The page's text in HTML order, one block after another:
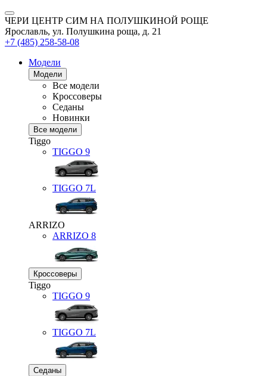
ЧЕРИ ЦЕНТР СИМ НА ПОЛУШКИНОЙ РОЩЕ
Ярославль, ул. Полушкина роща, д. 21
+7 (485) 258-58-08
Модели
Модели
Все модели
Кроссоверы
Седаны
Новинки
Все модели
Tiggo
TIGGO 9
TIGGO 7L
ARRIZO
ARRIZO 8
Кроссоверы
Tiggo
TIGGO 9
TIGGO 7L
Седаны